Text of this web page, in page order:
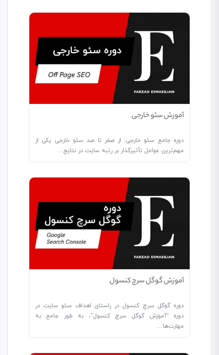
آموزش سئو خارجی
دوره جامع سئو خارجی: از صفر تا صد سئو خارجی یکی از
مهم‌ترین عوامل تأثیرگذار بر رتبه سایت در نتایج…
آموزش گوگل سرچ کنسول
دوره گوگل سرچ کنسول در راستای اهداف سئو سایت در
دوره “آموزش گوگل سرچ کنسول”، به طور جامع به
مهارت‌ها…